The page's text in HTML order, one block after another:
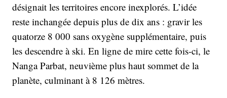
désignait les territoires encore inexplorés. L’idée
reste inchangée depuis plus de dix ans : gravir les
quatorze 8 000 sans oxygène supplémentaire, puis
les descendre à ski. En ligne de mire cette fois-ci, le
Nanga Parbat, neuvième plus haut sommet de la
planète, culminant à 8 126 mètres.